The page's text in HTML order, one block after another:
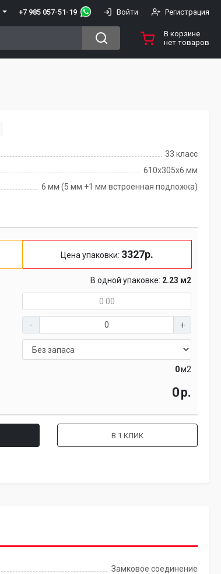
+7 985 057-51-19 Войти Регистрация
В корзине
нет товаров
33 класс
610x305x6 мм
6 мм (5 мм +1 мм встроенная подложка)
Цена упаковки: 3327р.
В одной упаковке: 2.23 м2
м2
р.
В 1 КЛИК
Замковое соединение